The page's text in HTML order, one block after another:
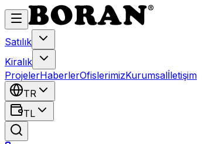
Satılık
Kiralık
ProjelerHaberlerOfislerimizKurumsalİletişim
TR
TL